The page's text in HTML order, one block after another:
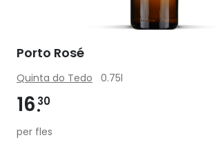
Porto Rosé
Quinta do Tedo 0.75l
16 30
per fles